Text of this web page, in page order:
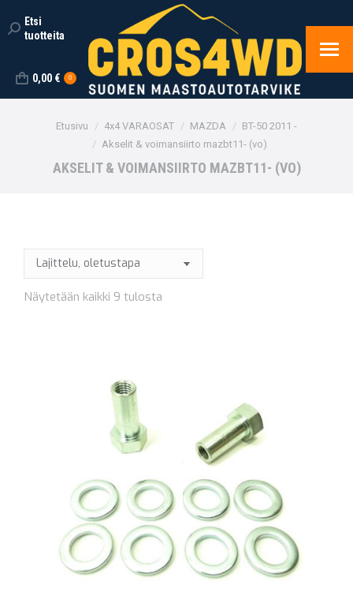
Search:
Etsi
tuotteita
0,00 € 0
You are here:
Etusivu 4x4 VARAOSAT MAZDA
BT-50 2011 -
Akselit & voimansiirto mazbt11- (vo)
AKSELIT & VOIMANSIIRTO MAZBT11- (VO)
Näytetään kaikki 9 tulosta